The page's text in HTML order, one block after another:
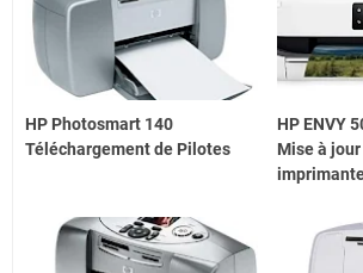
HP Photosmart 140
Téléchargement de Pilotes
HP ENVY
Mise à